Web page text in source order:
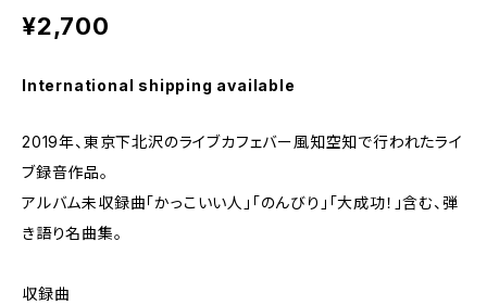
¥2,700
International shipping available
2019年、東京下北沢のライブカフェバー風知空知で行われたライ
ブ録音作品。
アルバム未収録曲「かっこいい人」「のんびり」「大成功！」含む、弾
き語り名曲集。
収録曲